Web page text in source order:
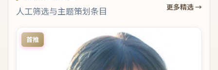
人工筛选与主题策划条目 更多精选 →
首推